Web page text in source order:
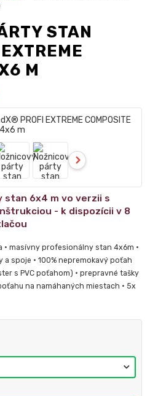
STAN
M
stan 6x4 m vo verzii s
- k dispozícii v 8
• masívny profesionálny stan 4x6m •
spoje • 100% nepremokavý poťah
s PVC poťahom) • prepravné tašky
na namáhaných miestach • 5x